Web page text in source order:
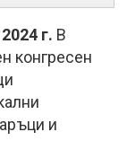
г. В
конгресен
и